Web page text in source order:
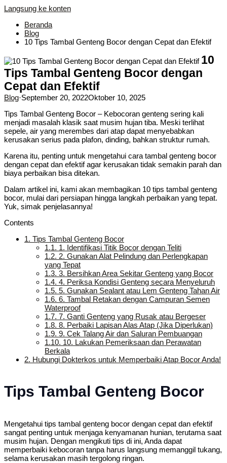
Langsung ke konten
Beranda
Blog
10 Tips Tambal Genteng Bocor dengan Cepat dan Efektif
10
Tips Tambal Genteng Bocor dengan
Cepat dan Efektif
Blog·September 20, 2022Oktober 10, 2025
Tips Tambal Genteng Bocor – Kebocoran genteng sering kali
menjadi masalah klasik saat musim hujan tiba. Meski terlihat
sepele, air yang merembes dari atap dapat menyebabkan
kerusakan serius pada plafon, dinding, bahkan struktur rumah.
Karena itu, penting untuk mengetahui cara tambal genteng bocor
dengan cepat dan efektif agar kerusakan tidak semakin parah dan
biaya perbaikan bisa ditekan.
Dalam artikel ini, kami akan membagikan 10 tips tambal genteng
bocor, mulai dari persiapan hingga langkah perbaikan yang tepat.
Yuk, simak penjelasannya!
Contents
1. Tips Tambal Genteng Bocor
1.1. 1. Identifikasi Titik Bocor dengan Teliti
1.2. 2. Gunakan Alat Pelindung dan Perlengkapan
yang Tepat
1.3. 3. Bersihkan Area Sekitar Genteng yang Bocor
1.4. 4. Periksa Kondisi Genteng secara Menyeluruh
1.5. 5. Gunakan Sealant atau Lem Genteng Tahan Air
1.6. 6. Tambal Retakan dengan Campuran Semen
Waterproof
1.7. 7. Ganti Genteng yang Rusak atau Bergeser
1.8. 8. Perbaiki Lapisan Alas Atap (Jika Diperlukan)
1.9. 9. Cek Talang Air dan Saluran Pembuangan
1.10. 10. Lakukan Pemeriksaan dan Perawatan
Berkala
2. Hubungi Dokterkos untuk Memperbaiki Atap Bocor Anda!
Tips Tambal Genteng Bocor
Mengetahui tips tambal genteng bocor dengan cepat dan efektif
sangat penting untuk menjaga kenyamanan hunian, terutama saat
musim hujan. Dengan mengikuti tips di ini, Anda dapat
memperbaiki kebocoran tanpa harus langsung memanggil tukang,
selama kerusakan masih tergolong ringan.